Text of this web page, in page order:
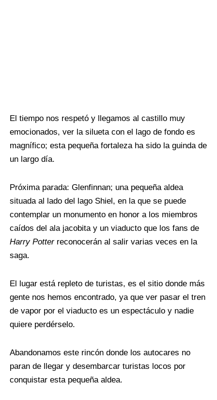
El tiempo nos respetó y llegamos al castillo muy
emocionados, ver la silueta con el lago de fondo es
magnífico; esta pequeña fortaleza ha sido la guinda de
un largo día.
Próxima parada: Glenfinnan; una pequeña aldea
situada al lado del lago Shiel, en la que se puede
contemplar un monumento en honor a los miembros
caídos del ala jacobita y un viaducto que los fans de
Harry Potterreconocerán al salir varias veces en la
saga.
El lugar está repleto de turistas, es el sitio donde más
gente nos hemos encontrado, ya que ver pasar el tren
de vapor por el viaducto es un espectáculo y nadie
quiere perdérselo.
Abandonamos este rincón donde los autocares no
paran de llegar y desembarcar turistas locos por
conquistar esta pequeña aldea.